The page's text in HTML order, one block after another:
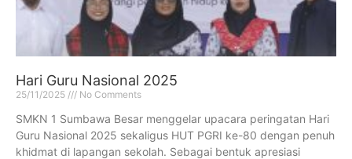
Hari Guru Nasional 2025
25/11/2025 No Comments
SMKN 1 Sumbawa Besar menggelar upacara peringatan Hari
Guru Nasional 2025 sekaligus HUT PGRI ke-80 dengan penuh
khidmat di lapangan sekolah. Sebagai bentuk apresiasi